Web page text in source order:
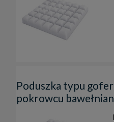
Poduszka typu
pokrowcu